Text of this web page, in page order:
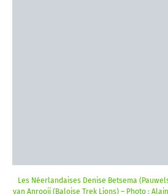
Les Néerlandaises Denise Betsema
van Anrooij (Baloise Trek Lions) – Photo :